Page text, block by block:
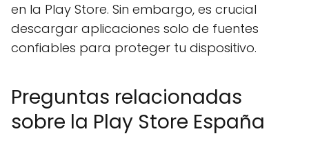
en la Play Store. Sin embargo, es crucial
descargar aplicaciones solo de fuentes
confiables para proteger tu dispositivo.
Preguntas relacionadas
sobre la Play Store España